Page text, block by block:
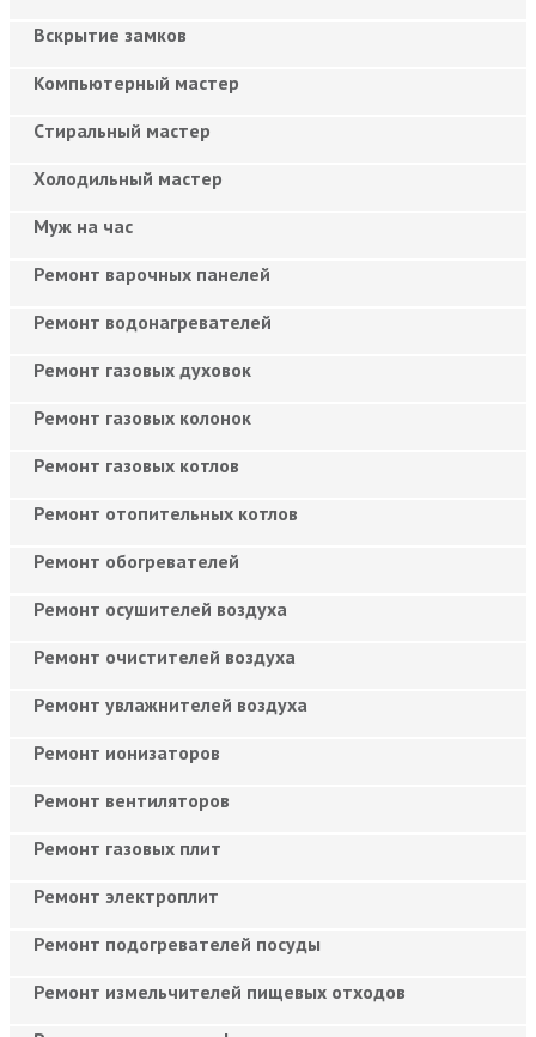
Вскрытие замков
Компьютерный мастер
Cтиральный мастер
Холодильный мастер
Муж на час
Ремонт варочных панелей
Ремонт водонагревателей
Ремонт газовых духовок
Ремонт газовых колонок
Ремонт газовых котлов
Ремонт отопительных котлов
Ремонт обогревателей
Ремонт осушителей воздуха
Ремонт очистителей воздуха
Ремонт увлажнителей воздуха
Ремонт ионизаторов
Ремонт вентиляторов
Ремонт газовых плит
Ремонт электроплит
Ремонт подогревателей посуды
Ремонт измельчителей пищевых отходов